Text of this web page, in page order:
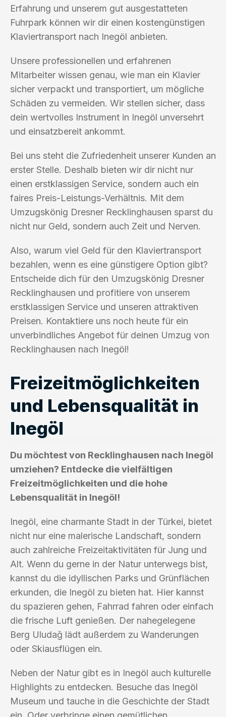
Erfahrung und unserem gut ausgestatteten
Fuhrpark können wir dir einen kostengünstigen
Klaviertransport nach Inegöl anbieten.
Unsere professionellen und erfahrenen
Mitarbeiter wissen genau, wie man ein Klavier
sicher verpackt und transportiert, um mögliche
Schäden zu vermeiden. Wir stellen sicher, dass
dein wertvolles Instrument in Inegöl unversehrt
und einsatzbereit ankommt.
Bei uns steht die Zufriedenheit unserer Kunden an
erster Stelle. Deshalb bieten wir dir nicht nur
einen erstklassigen Service, sondern auch ein
faires Preis-Leistungs-Verhältnis. Mit dem
Umzugskönig Dresner Recklinghausen sparst du
nicht nur Geld, sondern auch Zeit und Nerven.
Also, warum viel Geld für den Klaviertransport
bezahlen, wenn es eine günstigere Option gibt?
Entscheide dich für den Umzugskönig Dresner
Recklinghausen und profitiere von unserem
erstklassigen Service und unseren attraktiven
Preisen. Kontaktiere uns noch heute für ein
unverbindliches Angebot für deinen Umzug von
Recklinghausen nach Inegöl!
Freizeitmöglichkeiten
und Lebensqualität in
Inegöl
Du möchtest von Recklinghausen nach Inegöl
umziehen? Entdecke die vielfältigen
Freizeitmöglichkeiten und die hohe
Lebensqualität in Inegöl!
Inegöl, eine charmante Stadt in der Türkei, bietet
nicht nur eine malerische Landschaft, sondern
auch zahlreiche Freizeitaktivitäten für Jung und
Alt. Wenn du gerne in der Natur unterwegs bist,
kannst du die idyllischen Parks und Grünflächen
erkunden, die Inegöl zu bieten hat. Hier kannst
du spazieren gehen, Fahrrad fahren oder einfach
die frische Luft genießen. Der nahegelegene
Berg Uludağ lädt außerdem zu Wanderungen
oder Skiausflügen ein.
Neben der Natur gibt es in Inegöl auch kulturelle
Highlights zu entdecken. Besuche das Inegöl
Museum und tauche in die Geschichte der Stadt